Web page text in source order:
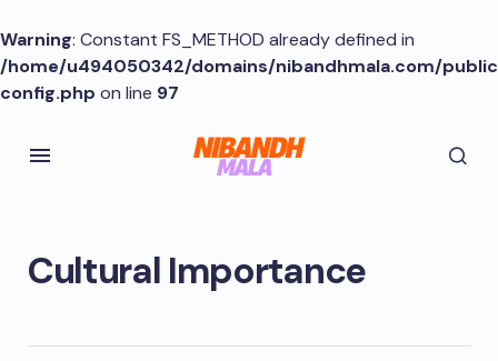
Warning: Constant FS_METHOD already defined in
/home/u494050342/domains/nibandhmala.com/
config.php on line 97
Cultural Importance